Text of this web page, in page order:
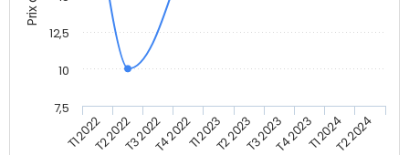
T1 2022T2 2022T3 2022T4 2022T1 2023T2 2023T3 2023T4 2023T1 2024T2 2024
7,5
10
12,5